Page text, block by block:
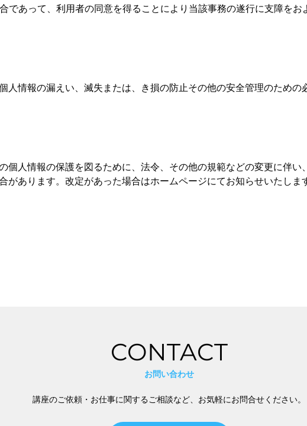
であって、利用者の同意を得ることにより当該事務の遂行に支障をお
人情報の漏えい、滅失または、き損の防止その他の安全管理のための
個人情報の保護を図るために、法令、その他の規範などの変更に伴い
があります。改定があった場合はホームページにてお知らせいたしま
CONTACT
​お問い合わせ
講座のご依頼・お仕事に関するご相談など、お気軽にお問合せください。